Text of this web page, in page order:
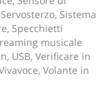
Sistema
Specchietti
musicale
USB, Verificare in
Volante in